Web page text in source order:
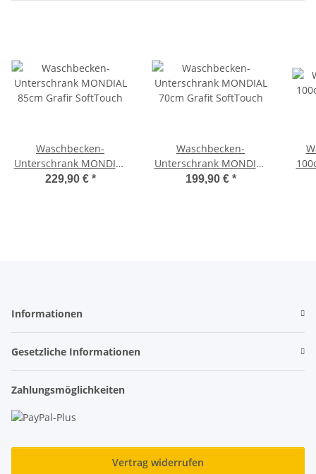
Waschbecken-
Unterschrank MONDIAL
85cm Grafir SoftTouch
229,90 € *
Waschbecken-
Unterschrank MONDIAL
70cm Grafit SoftTouch
199,90 € *
Informationen
Gesetzliche Informationen
Zahlungsmöglichkeiten
Vertrag widerrufen